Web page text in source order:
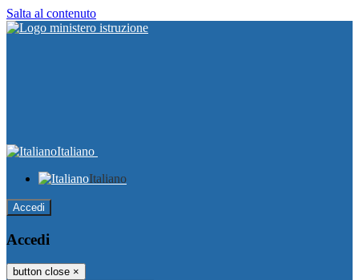
Salta al contenuto
Italiano
Italiano
Accedi
Accedi
button close ×